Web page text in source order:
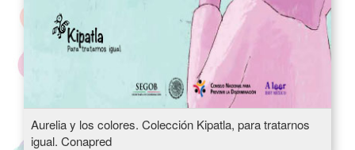
Aurelia y los colores. Colección Kipatla, para tratarnos
igual. Conapred